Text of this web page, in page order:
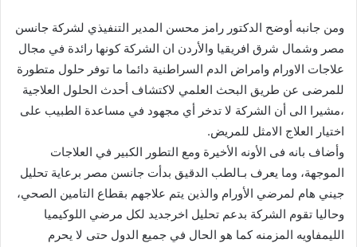
ومن جانبه أوضح الدكتور رامز محسن المدير التنفيذي لشركة جانسن
مصر وشمال شرق افريقيا والأردن ان الشركة كونها رائدة في مجال
علاجات الاورام وامراض الدم السراطنية دائما ما توفر حلول متطورة
للمرضى عن طريق البحث العلمي لاكتشاف أحدث الحلول العلاجية
،مشيرا الى أن الشركة لا تدخر أي مجهود في مساعدة الطبيب على
اختيار العلاج الامثل للمريض.
وأضاف بانه فى الأونه الأخيرة ومع التطور الكبير في العلاجات
الموجهة، وما يعرف بـالطب الدقيق بدأت جانسن مصر برعاية تحليل
جيني هام لمرضي الأورام والذين يتم علاجهم بقطاع التامين الصحي،
وحاليا تقوم الشركة بدعم تحليل اخرجديد لكل مرضي اللوكيميا
الليمفاويه المزمنه كما هو الحال في جميع الدول حتى لا يحرم